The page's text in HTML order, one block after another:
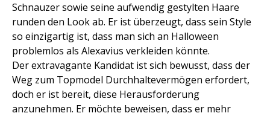
Schnauzer sowie seine aufwendig gestylten Haare
runden den Look ab. Er ist überzeugt, dass sein Style
so einzigartig ist, dass man sich an Halloween
problemlos als Alexavius verkleiden könnte.
Der extravagante Kandidat ist sich bewusst, dass der
Weg zum Topmodel Durchhaltevermögen erfordert,
doch er ist bereit, diese Herausforderung
anzunehmen. Er möchte beweisen, dass er mehr